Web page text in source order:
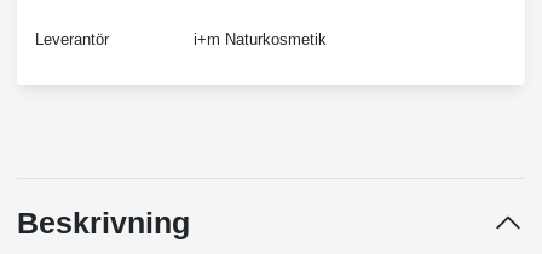
Leverantör i+m Naturkosmetik
Beskrivning